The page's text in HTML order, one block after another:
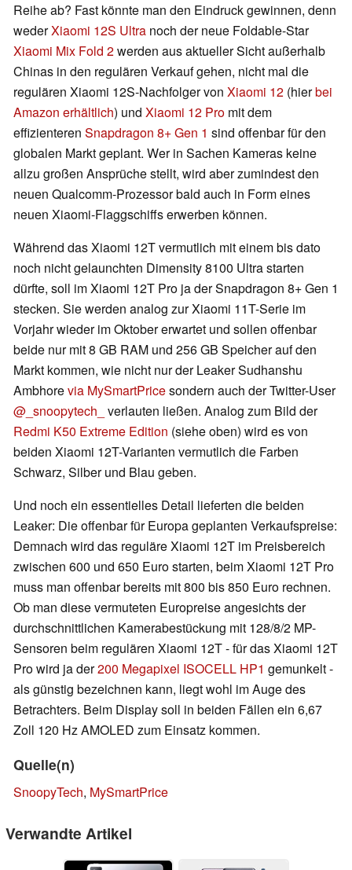
Reihe ab? Fast könnte man den Eindruck gewinnen, denn
wederXiaomi 12S Ultra noch der neue Foldable-Star
Xiaomi Mix Fold 2werden aus aktueller Sicht außerhalb
Chinas in den regulären Verkauf gehen, nicht mal die
regulären Xiaomi 12S-Nachfolger von Xiaomi 12 (hierbei
Amazon erhältlich) und Xiaomi 12 Pro mit dem
effizienteren Snapdragon 8+ Gen 1 sind offenbar für den
globalen Markt geplant. Wer in Sachen Kameras keine
allzu großen Ansprüche stellt, wird aber zumindest den
neuen Qualcomm-Prozessor bald auch in Form eines
neuen Xiaomi-Flaggschiffs erwerben können.
Während das Xiaomi 12T vermutlich mit einem bis dato
noch nicht gelaunchten Dimensity 8100 Ultra starten
dürfte, soll im Xiaomi 12T Pro ja der Snapdragon 8+ Gen 1
stecken. Sie werden analog zur Xiaomi 11T-Serie im
Vorjahr wieder im Oktober erwartet und sollen offenbar
beide nur mit 8 GB RAM und 256 GB Speicher auf den
Markt kommen, wie nicht nur der Leaker Sudhanshu
Ambhorevia MySmartPricesondern auch der Twitter-User
@_snoopytech_
verlauten ließen. Analog zum Bild der
Redmi K50 Extreme Edition (siehe oben) wird es von
beiden Xiaomi 12T-Varianten vermutlich die Farben
Schwarz, Silber und Blau geben.
Und noch ein essentielles Detail lieferten die beiden
Leaker: Die offenbar für Europa geplanten Verkaufspreise:
Demnach wird das reguläre Xiaomi 12T im Preisbereich
zwischen 600 und 650 Euro starten, beim Xiaomi 12T Pro
muss man offenbar bereits mit 800 bis 850 Euro rechnen.
Ob man diese vermuteten Europreise angesichts der
durchschnittlichen Kamerabestückung mit 128/8/2 MP-
Sensoren beim regulären Xiaomi 12T - für das Xiaomi 12T
Pro wird ja der200 Megapixel ISOCELL HP1 gemunkelt -
als günstig bezeichnen kann, liegt wohl im Auge des
Betrachters. Beim Display soll in beiden Fällen ein 6,67
Zoll 120 Hz AMOLED zum Einsatz kommen.
Quelle(n)
SnoopyTech, MySmartPrice
Verwandte Artikel